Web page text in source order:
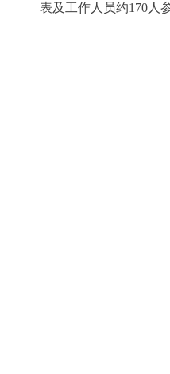
表及工作人员约170人